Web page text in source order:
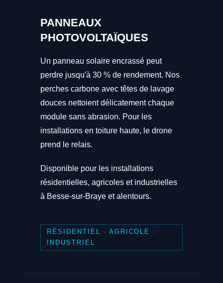
PANNEAUX
PHOTOVOLTAÏQUES
Un panneau solaire encrassé peut
perdre jusqu'à 30 % de rendement. Nos
perches carbone avec têtes de lavage
douces nettoient délicatement chaque
module sans abrasion. Pour les
installations en toiture haute, le drone
prend le relais.
Disponible pour les installations
résidentielles, agricoles et industrielles
à Besse-sur-Braye et alentours.
RÉSIDENTIEL · AGRICOLE ·
INDUSTRIEL